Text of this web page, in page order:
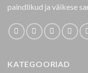
paindlikud ja väikese
KATEGOORIAD